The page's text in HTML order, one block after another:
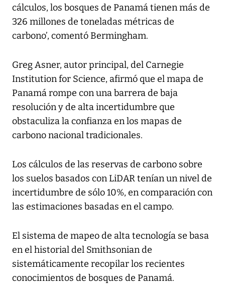
cálculos, los bosques de Panamá tienen más de
326 millones de toneladas métricas de
carbono’, comentó Bermingham.
Greg Asner, autor principal, del Carnegie
Institution for Science, afirmó que el mapa de
Panamá rompe con una barrera de baja
resolución y de alta incertidumbre que
obstaculiza la confianza en los mapas de
carbono nacional tradicionales.
Los cálculos de las reservas de carbono sobre
los suelos basados con LiDAR tenían un nivel de
incertidumbre de sólo 10%, en comparación con
las estimaciones basadas en el campo.
El sistema de mapeo de alta tecnología se basa
en el historial del Smithsonian de
sistemáticamente recopilar los recientes
conocimientos de bosques de Panamá.